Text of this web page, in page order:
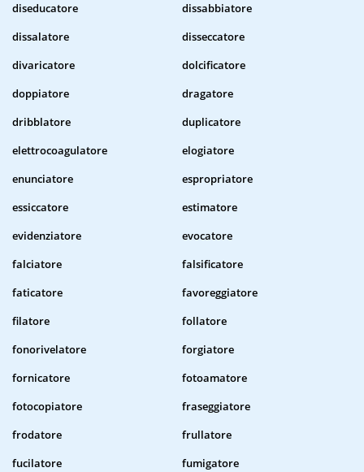
diseducatore
dissabbiatore
dissalatore
disseccatore
divaricatore
dolcificatore
doppiatore
dragatore
dribblatore
duplicatore
elettrocoagulatore
elogiatore
enunciatore
espropriatore
essiccatore
estimatore
evidenziatore
evocatore
falciatore
falsificatore
faticatore
favoreggiatore
filatore
follatore
fonorivelatore
forgiatore
fornicatore
fotoamatore
fotocopiatore
fraseggiatore
frodatore
frullatore
fucilatore
fumigatore